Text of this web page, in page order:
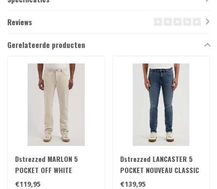
Reviews
Gerelateerde producten
Dstrezzed MARLON 5
POCKET OFF WHITE
€119,95
Dstrezzed LANCASTER 5
POCKET NOUVEAU CLASSIC
BLUE
€139,95